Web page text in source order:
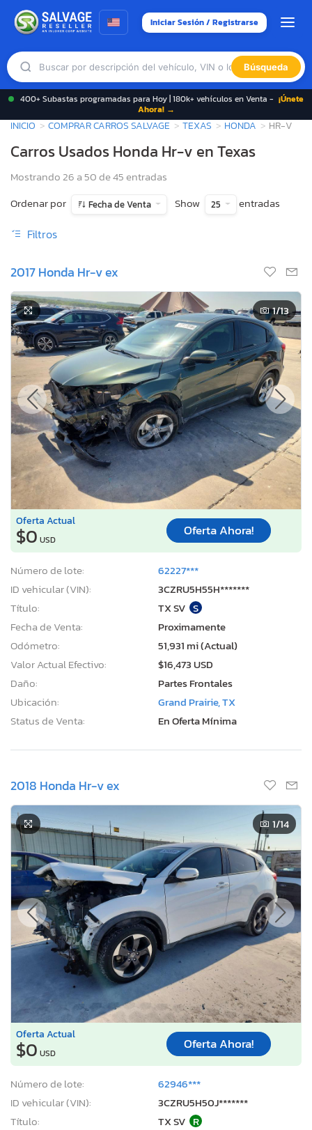
Iniciar Sesión / Registrarse
Búsqueda
400+ Subastas programadas para Hoy | 180k+ vehículos en Venta - ¡Únete
Ahora! →
INICIO COMPRAR CARROS SALVAGE TEXAS HONDA HR-V
Carros Usados Honda Hr-v en Texas
Mostrando 26 a 50 de 45 entradas
Ordenar por
Fecha de Venta Show 25 entradas
Filtros
2017 Honda Hr-v ex
1/13
Oferta Actual
$0 USD
Oferta Ahora!
Número de lote:
62227***
ID vehicular (VIN):
3CZRU5H55H*******
Título:
TX SV S
Fecha de Venta:
Proximamente
Odómetro:
51,931 mi (Actual)
Valor Actual Efectivo:
$16,473 USD
Daño:
Partes Frontales
Ubicación:
Grand Prairie, TX
Status de Venta:
En Oferta Mínima
2018 Honda Hr-v ex
1/14
Oferta Actual
$0 USD
Oferta Ahora!
Número de lote:
62946***
ID vehicular (VIN):
3CZRU5H50J*******
Título:
TX SV R